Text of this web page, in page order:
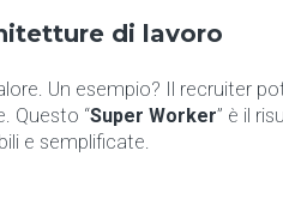
di lavoro
Un esempio? Il recruiter
Questo “Super Worker” è il
e semplificate.